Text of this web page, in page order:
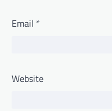
Email *
Website